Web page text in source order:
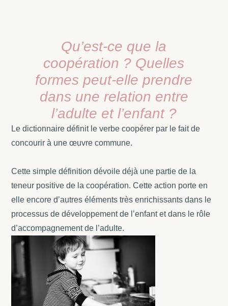
Qu’est-ce que la
coopération ? Quelles
formes peut-elle prendre
dans une relation entre
l’adulte et l’enfant ?
Le dictionnaire définit le verbe coopérer par le faitde
concourir à une œuvre commune.
Cette simple définition dévoile déjà une partie de la
teneur positive de la coopération. Cette action porte en
elle encore d’autres éléments très enrichissants dans le
processus de développement de l’enfant et dans le rôle
d’accompagnement de l’adulte.